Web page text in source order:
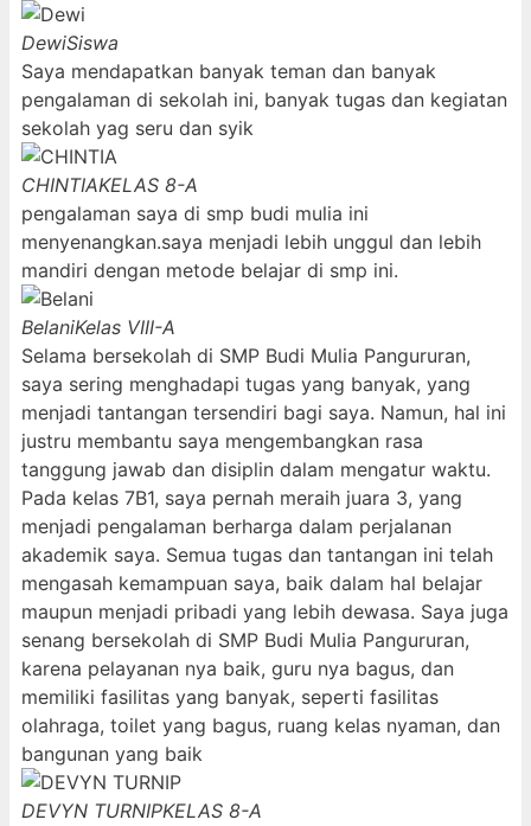
DewiSiswa
Saya mendapatkan banyak teman dan banyak
pengalaman di sekolah ini, banyak tugas dan kegiatan
sekolah yag seru dan syik
CHINTIAKELAS 8-A
pengalaman saya di smp budi mulia ini
menyenangkan.saya menjadi lebih unggul dan lebih
mandiri dengan metode belajar di smp ini.
BelaniKelas VIII-A
Selama bersekolah di SMP Budi Mulia Pangururan,
saya sering menghadapi tugas yang banyak, yang
menjadi tantangan tersendiri bagi saya. Namun, hal ini
justru membantu saya mengembangkan rasa
tanggung jawab dan disiplin dalam mengatur waktu.
Pada kelas 7B1, saya pernah meraih juara 3, yang
menjadi pengalaman berharga dalam perjalanan
akademik saya. Semua tugas dan tantangan ini telah
mengasah kemampuan saya, baik dalam hal belajar
maupun menjadi pribadi yang lebih dewasa. Saya juga
senang bersekolah di SMP Budi Mulia Pangururan,
karena pelayanan nya baik, guru nya bagus, dan
memiliki fasilitas yang banyak, seperti fasilitas
olahraga, toilet yang bagus, ruang kelas nyaman, dan
bangunan yang baik
DEVYN TURNIPKELAS 8-A